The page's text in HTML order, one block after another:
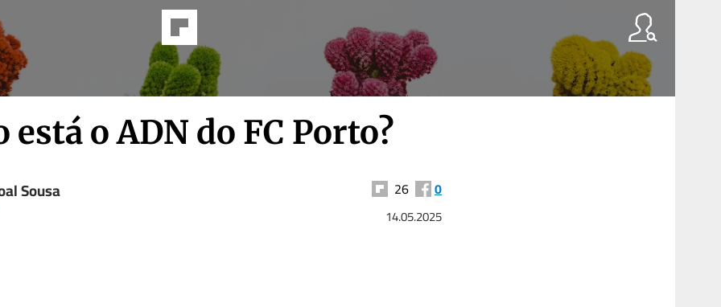
está o ADN do FC Porto?
Sousa 26 0
14.05.2025